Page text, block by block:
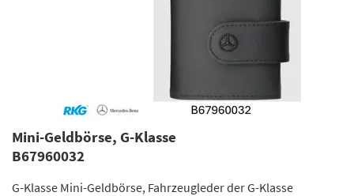
Mini-Geldbörse, G-Klasse
B67960032
G-Klasse Mini-Geldbörse, Fahrzeugleder der G-Klasse